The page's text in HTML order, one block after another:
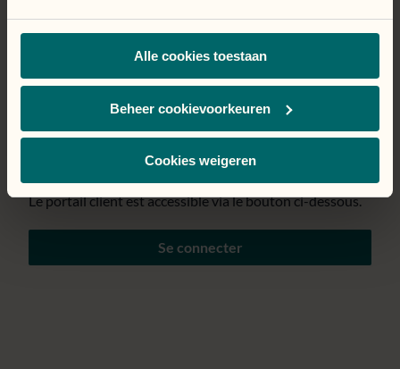
Alle cookies toestaan
Beheer cookievoorkeuren
Cookies weigeren
Page temporairement
indisponible.
Nous mettons tout en œuvre pour résoudre le problème
au plus vite. Nous nous excusons pour la gêne
Le portail client est accessible via le bouton ci-dessous.
Se connecter